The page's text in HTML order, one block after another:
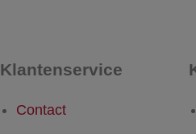
Klantenservice
Contact